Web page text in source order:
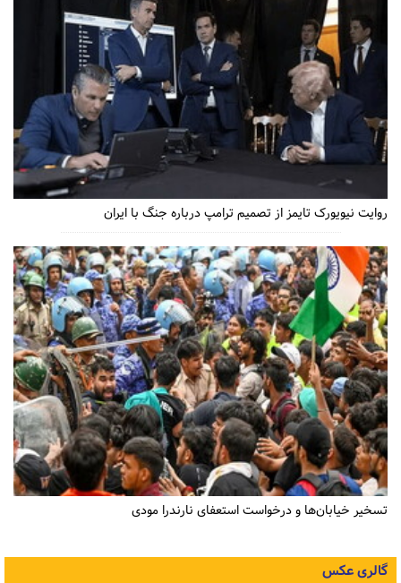
روایت نیویورک تایمز از تصمیم ترامپ درباره جنگ با ایران
تسخیر خیابان‌ها و درخواست استعفای نارندرا مودی
گالری عکس